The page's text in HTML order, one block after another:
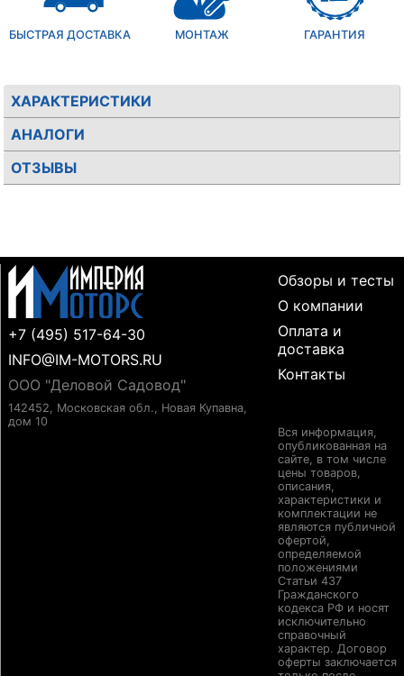
БЫСТРАЯ ДОСТАВКА МОНТАЖ ГАРАНТИЯ
ХАРАКТЕРИСТИКИ
АНАЛОГИ
ОТЗЫВЫ
+7 (495) 517-64-30
INFO@IM-MOTORS.RU
ООО "Деловой Садовод"
142452, Московская обл., Новая Купавна,
дом 10
Обзоры и тесты
О компании
Оплата и
доставка
Контакты
Вся информация,
опубликованная на
сайте, в том числе
цены товаров,
описания,
характеристики и
комплектации не
являются публичной
офертой,
определяемой
положениями
Статьи 437
Гражданского
кодекса РФ и носят
исключительно
справочный
характер. Договор
оферты заключается